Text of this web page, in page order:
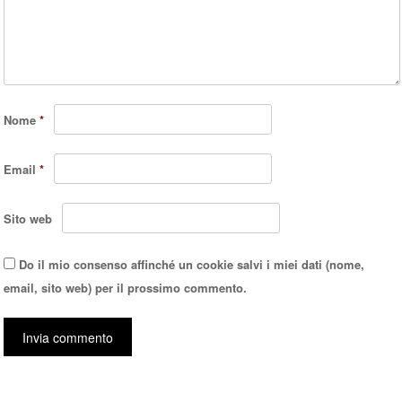
Nome*
Email*
Sito web
Do il mio consenso affinché un cookie salvi i miei dati (nome,
email, sito web) per il prossimo commento.